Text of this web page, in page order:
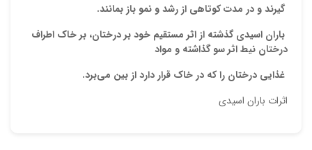
گیرندو در مدت کوتاهی از رشد و نمو باز بمانند.
باران اسیدی گذشته از اثر مستقیم خود بر درختان، بر خاک اطراف
درختان نیط اثر سو گذاشته و مواد
غذایی درختان را که در خاک قرار دارد از بین می‌برد.
اثرات باران اسیدی